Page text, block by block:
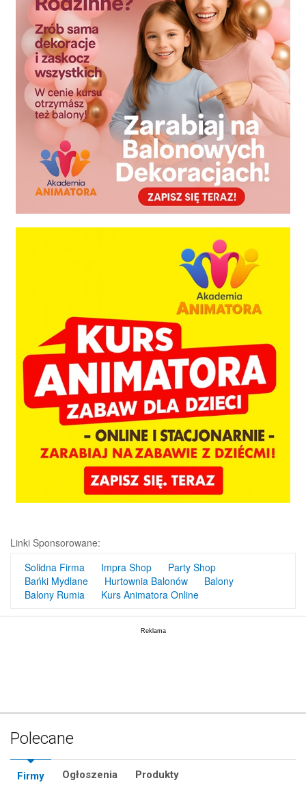
Linki Sponsorowane:
Solidna Firma
Impra Shop
Party Shop
Bańki Mydlane
Hurtownia Balonów
Balony
Balony Rumia
Kurs Animatora Online
Polecane
Firmy Ogłoszenia Produkty